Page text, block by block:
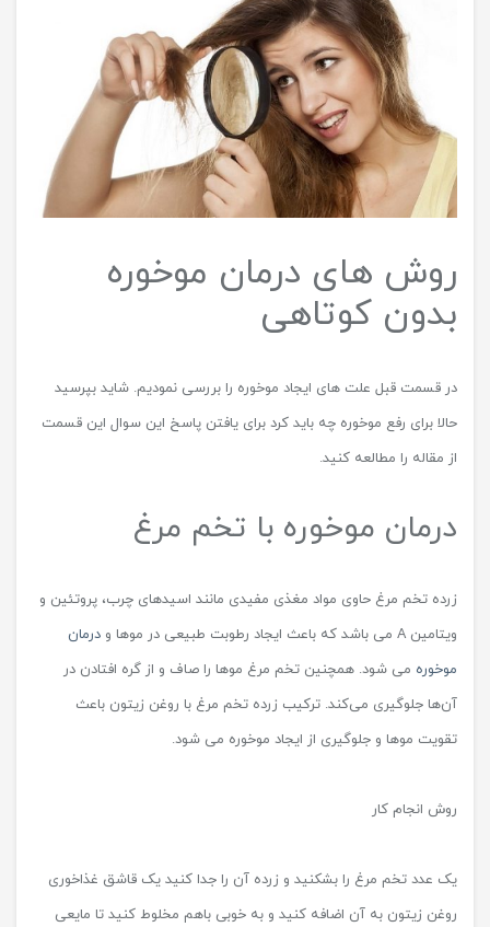
روش های درمان موخوره
بدون کوتاهی
در قسمت قبل علت های ایجاد موخوره را بررسی نمودیم. شاید بپرسید
حالا برای رفع موخوره چه باید کرد برای یافتن پاسخ این سوال این قسمت
از مقاله را مطالعه کنید.
درمان موخوره با تخم مرغ
زرده تخم مرغ حاوی مواد مغذی مفیدی مانند اسیدهای چرب، پروتئین و
ویتامین A می باشد که باعث ایجاد رطوبت طبیعی در موها و
درمان
موخوره می شود. همچنین تخم‌ مرغ موها را صاف و از گره افتادن در
آن‌ها جلوگیری می‌کند. ترکیب زرده تخم مرغ با روغن زیتون باعث
تقویت موها و جلوگیری از ایجاد موخوره می شود.
روش انجام کار
یک عدد تخم مرغ را بشکنید و زرده آن را جدا کنید یک قاشق غذاخوری
روغن زیتون به آن اضافه کنید و به خوبی باهم مخلوط کنید تا مایعی